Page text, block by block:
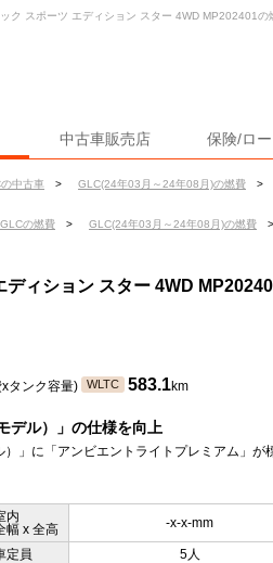
中古車販売店 保険/ロ
中古車 > GLC(24年03月～24年08月)の燃費
>
GLCの燃費 > GLC(24年03月～24年08月)の燃費
>
ク スポーツ エディション スター 4WD MP202401
ィション スター 4WD
タンク容量) WLTC 583.1km
デル）」の仕様を向上
）」に「アンビエントライトプレミアム」が
内
幅 x 全高
-x-x-mm
定員
5人